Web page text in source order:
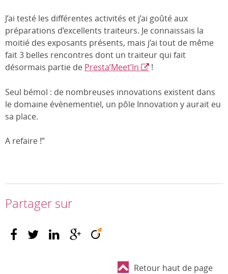
J’ai testé les différentes activités et j’ai goûté aux
préparations d’excellents traiteurs. Je connaissais la
moitié des exposants présents, mais j’ai tout de même
fait 3 belles rencontres dont un traiteur qui fait
désormais partie de Presta’Meet’In !
Seul bémol : de nombreuses innovations existent dans
le domaine évènementiel, un pôle Innovation y aurait eu
sa place.
A refaire !”
Partager sur
Retour haut de page